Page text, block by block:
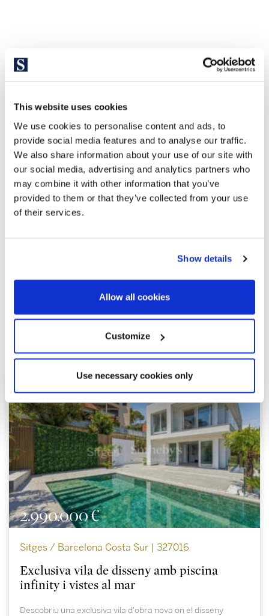
This website uses cookies
We use cookies to personalise content and ads, to
provide social media features and to analyse our traffic.
We also share information about your use of our site with
our social media, advertising and analytics partners who
may combine it with other information that you’ve
provided to them or that they’ve collected from your use
of their services.
Show details
Allow all cookies
Customize
Use necessary cookies only
Explori altres propietats similars
2.990.000 €
Sitges / Barcelona Costa Sur | 327016
Exclusiva vila de disseny amb piscina
infinity i vistes al mar
Descobriu una exclusiva vila d'obra nova on el disseny